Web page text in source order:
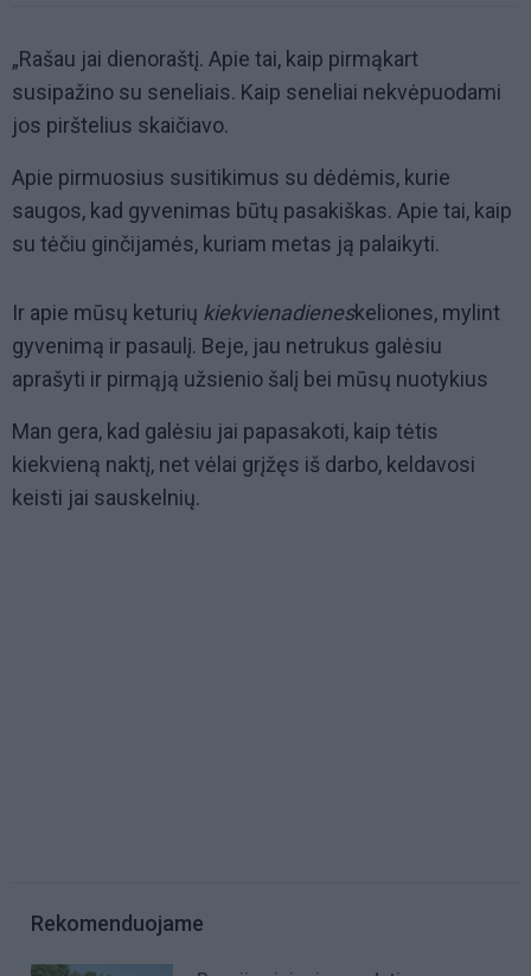
„Rašau jai dienoraštį. Apie tai, kaip pirmąkart
susipažino su seneliais. Kaip seneliai nekvėpuodami
jos pirštelius skaičiavo.
Apie pirmuosius susitikimus su dėdėmis, kurie
saugos, kad gyvenimas būtų pasakiškas. Apie tai, kaip
su tėčiu ginčijamės, kuriam metas ją palaikyti.
Ir apie mūsų keturių kiekvienadieneskeliones, mylint
gyvenimą ir pasaulį. Beje, jau netrukus galėsiu
aprašyti ir pirmąją užsienio šalį bei mūsų nuotykius
Man gera, kad galėsiu jai papasakoti, kaip tėtis
kiekvieną naktį, net vėlai grįžęs iš darbo, keldavosi
keisti jai sauskelnių.
Rekomenduojame